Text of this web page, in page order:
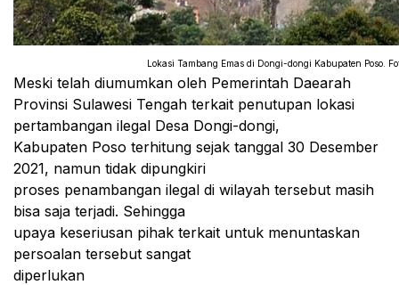
Lokasi Tambang Emas di Dongi-dongi Kabupaten Poso.
Meski telah diumumkan oleh Pemerintah Daearah
Provinsi Sulawesi Tengah terkait penutupan lokasi
pertambangan ilegal Desa Dongi-dongi,
Kabupaten Poso terhitung sejak tanggal 30 Desember
2021, namun tidak dipungkiri
proses penambangan ilegal di wilayah tersebut masih
bisa saja terjadi. Sehingga
upaya keseriusan pihak terkait untuk menuntaskan
persoalan tersebut sangat
diperlukan